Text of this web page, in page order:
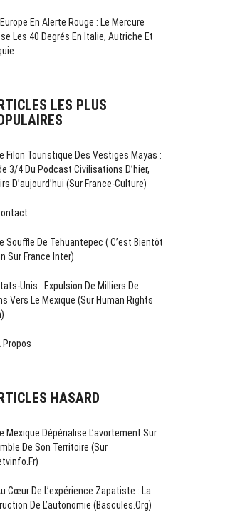
En Alerte Rouge : Le Mercure
Les 40 Degrés En Italie, Autriche Et
LES PLUS
Filon Touristique Des Vestiges Mayas :
3/4 Du Podcast Civilisations D’hier,
D’aujourd’hui (sur France-Culture)
Souffle De Tehuantepec ( C’est Bientôt
Sur France Inter)
Unis : Expulsion De Milliers De
Vers Le Mexique (sur Human Rights
Propos
HASARD
Mexique Dépénalise L’avortement Sur
De Son Territoire (sur
Cœur De L’expérience Zapatiste : La
De L’autonomie (bascules.org)